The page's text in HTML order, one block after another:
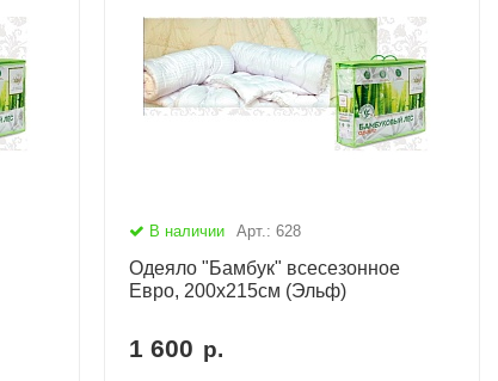
В наличии Арт.: 628
Одеяло "Бамбук" всесезонное
Евро, 200х215см (Эльф)
1 600 р.